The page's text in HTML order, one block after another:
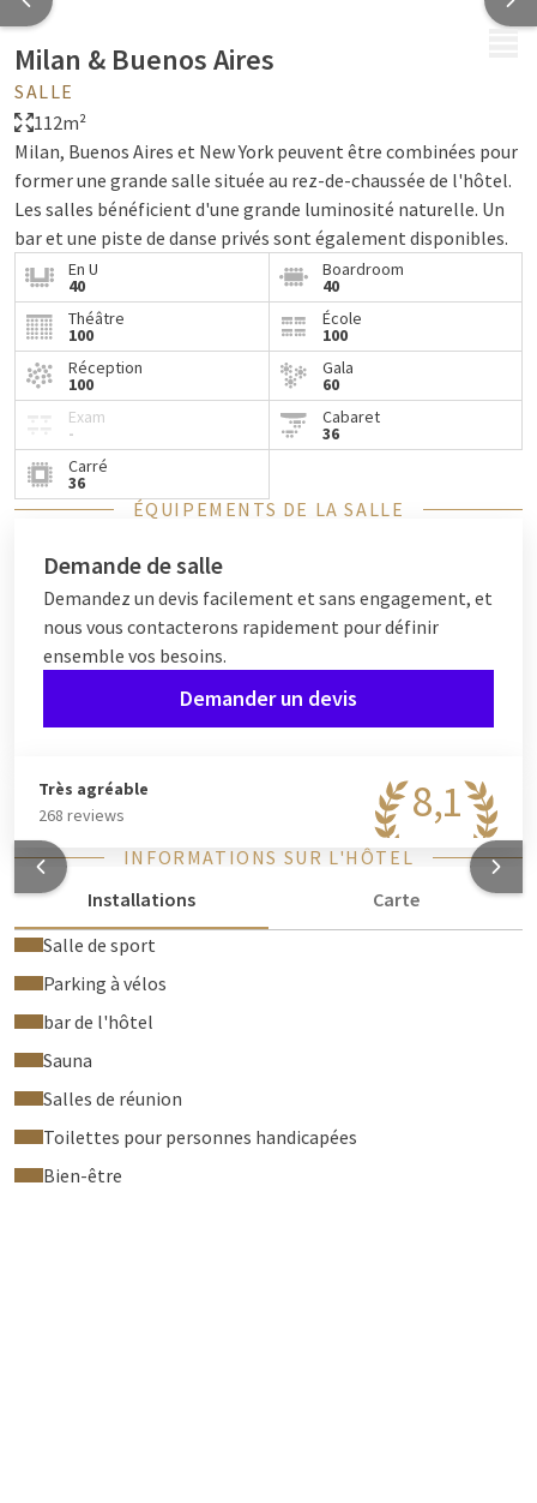
Milan & Buenos Aires
SALLE
112m²
Milan, Buenos Aires et New York peuvent être combinées pour
former une grande salle située au rez-de-chaussée de l'hôtel.
Les salles bénéficient d'une grande luminosité naturelle. Un
bar et une piste de danse privés sont également disponibles.
En U
40
Boardroom
40
Théâtre
100
École
100
Réception
100
Gala
60
Exam
-
Cabaret
36
Carré
36
ÉQUIPEMENTS DE LA SALLE
Demande de salle
Demandez un devis facilement et sans engagement, et
nous vous contacterons rapidement pour définir
ensemble vos besoins.
Demander un devis
8,1
Très agréable
268 reviews
INFORMATIONS SUR L'HÔTEL
Installations
Carte
Salle de sport
Parking à vélos
bar de l'hôtel
Sauna
Salles de réunion
Toilettes pour personnes handicapées
Bien-être